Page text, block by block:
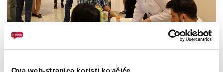
Ova web-stranica koristi kolačiće
KONTAKTI
E-RAČUN